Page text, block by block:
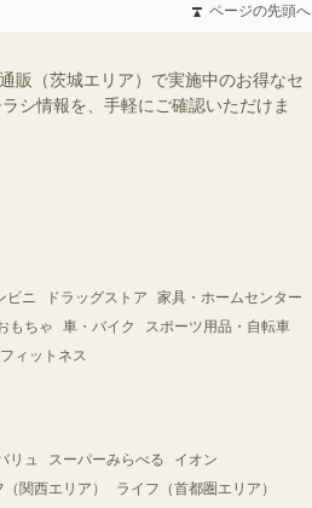
ページの先頭へ
販（茨城エリア）で実施中のお得なセ
シ情報を、手軽にご確認いただけま
ビニ ドラッグストア
家具・ホームセンター
もちゃ
車・バイク
スポーツ用品・自転車
ィットネス
リュ スーパーみらべる
イオン
関西エリア）
ライフ（首都圏エリア）